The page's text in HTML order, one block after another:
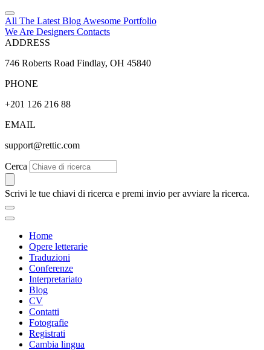
All The Latest Blog Awesome Portfolio
We Are Designers Contacts
ADDRESS
746 Roberts Road Findlay, OH 45840
PHONE
+201 126 216 88
EMAIL
support@rettic.com
Cerca
Scrivi le tue chiavi di ricerca e premi invio per avviare la ricerca.
Home
Opere letterarie
Traduzioni
Conferenze
Interpretariato
Blog
CV
Contatti
Fotografie
Registrati
Cambia lingua